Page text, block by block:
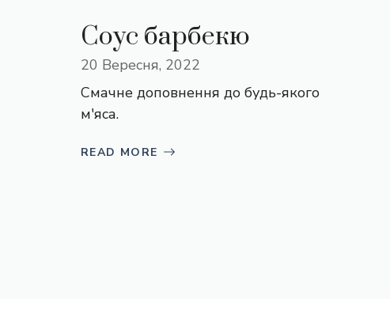
Соус барбекю
20 Вересня, 2022
Смачне доповнення до будь-якого
м'яса.
READ MORE